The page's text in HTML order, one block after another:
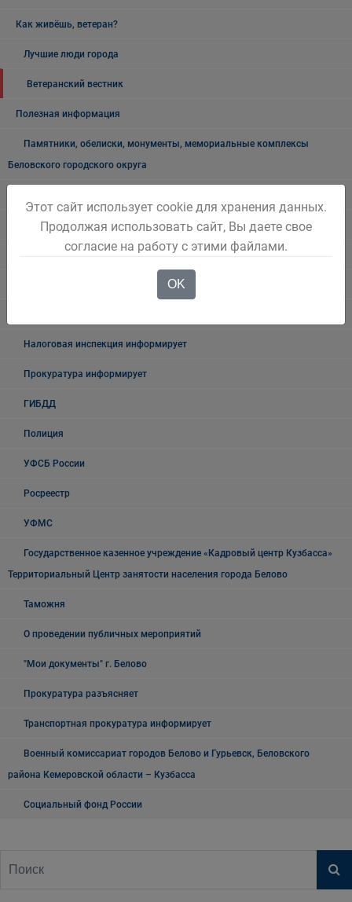
Как живёшь, ветеран?
Лучшие люди города
Ветеранский вестник
Полезная информация
Памятники, обелиски, монументы, мемориальные комплексы
Беловского городского округа
Безопасность на воде
Государственные органы и службы информируют
Налоговая инспекция информирует
Прокуратура информирует
ГИБДД
Полиция
УФСБ России
Росреестр
УФМС
Государственное казенное учреждение «Кадровый центр Кузбасса»
Территориальный Центр занятости населения города Белово
Таможня
О проведении публичных мероприятий
"Мои документы" г. Белово
Прокуратура разъясняет
Транспортная прокуратура информирует
Военный комиссариат городов Белово и Гурьевск, Беловского
района Кемеровской области – Кузбасса
Социальный фонд России
Этот сайт использует cookie для хранения данных.
Продолжая использовать сайт, Вы даете свое
согласие на работу с этими файлами.
OK